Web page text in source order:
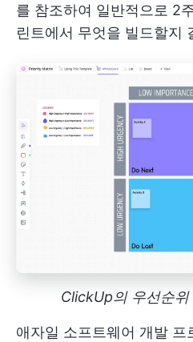
를 참조하여 일반적으로 2
린트에서 무엇을 빌드할지
ClickUp의 우선순
애자일 소프트웨어 개발 프